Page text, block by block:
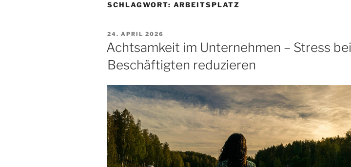
SCHLAGWORT: ARBEITSPLATZ
VERÖFFENTLICHT
AM
24. APRIL 2026
Achtsamkeit im Unternehmen – Stress bei
Beschäftigten reduzieren